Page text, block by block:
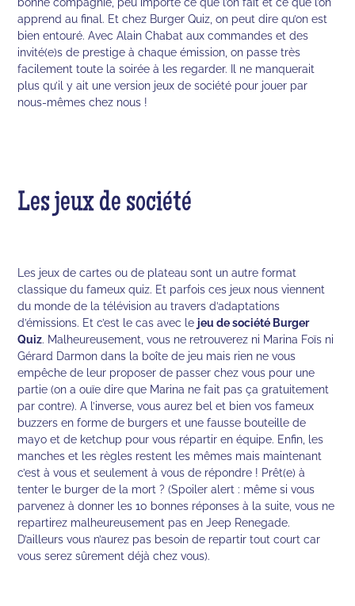
apprend au final. Et chez Burger Quiz, on peut dire qu’on est
bien entouré. Avec Alain Chabat aux commandes et des
invité(e)s de prestige à chaque émission, on passe très
facilement toute la soirée à les regarder. Il ne manquerait
plus qu’il y ait une version jeux de société pour jouer par
nous-mêmes chez nous !
Les jeux de société
Les jeux de cartes ou de plateau sont un autre format
classique du fameux quiz. Et parfois ces jeux nous viennent
du monde de la télévision au travers d’adaptations
d’émissions. Et c’est le cas avec le jeu de société Burger
Quiz. Malheureusement, vous ne retrouverez ni Marina Foïs ni
Gérard Darmon dans la boîte de jeu mais rien ne vous
empêche de leur proposer de passer chez vous pour une
partie (on a ouïe dire que Marina ne fait pas ça gratuitement
par contre). A l’inverse, vous aurez bel et bien vos fameux
buzzers en forme de burgers et une fausse bouteille de
mayo et de ketchup pour vous répartir en équipe. Enfin, les
manches et les règles restent les mêmes mais maintenant
c’est à vous et seulement à vous de répondre ! Prêt(e) à
tenter le burger de la mort ? (Spoiler alert : même si vous
parvenez à donner les 10 bonnes réponses à la suite, vous ne
repartirez malheureusement pas en Jeep Renegade.
D’ailleurs vous n’aurez pas besoin de repartir tout court car
vous serez sûrement déjà chez vous).